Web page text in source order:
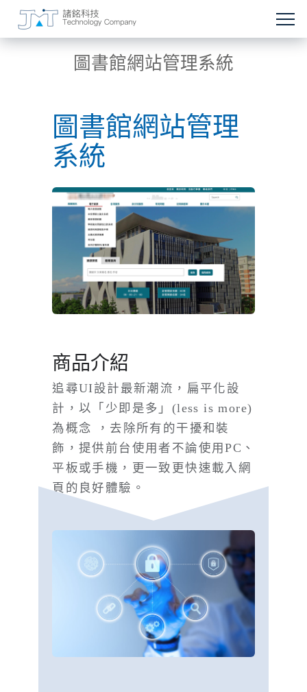
圖書館網站管理系統
圖書館網站管理
系統
商品介紹
追尋UI設計最新潮流，扁平化設
計，以「少即是多」(less is more)
為概念 ，去除所有的干擾和裝
飾，提供前台使用者不論使用PC、
平板或手機，更一致更快速載入網
頁的良好體驗。